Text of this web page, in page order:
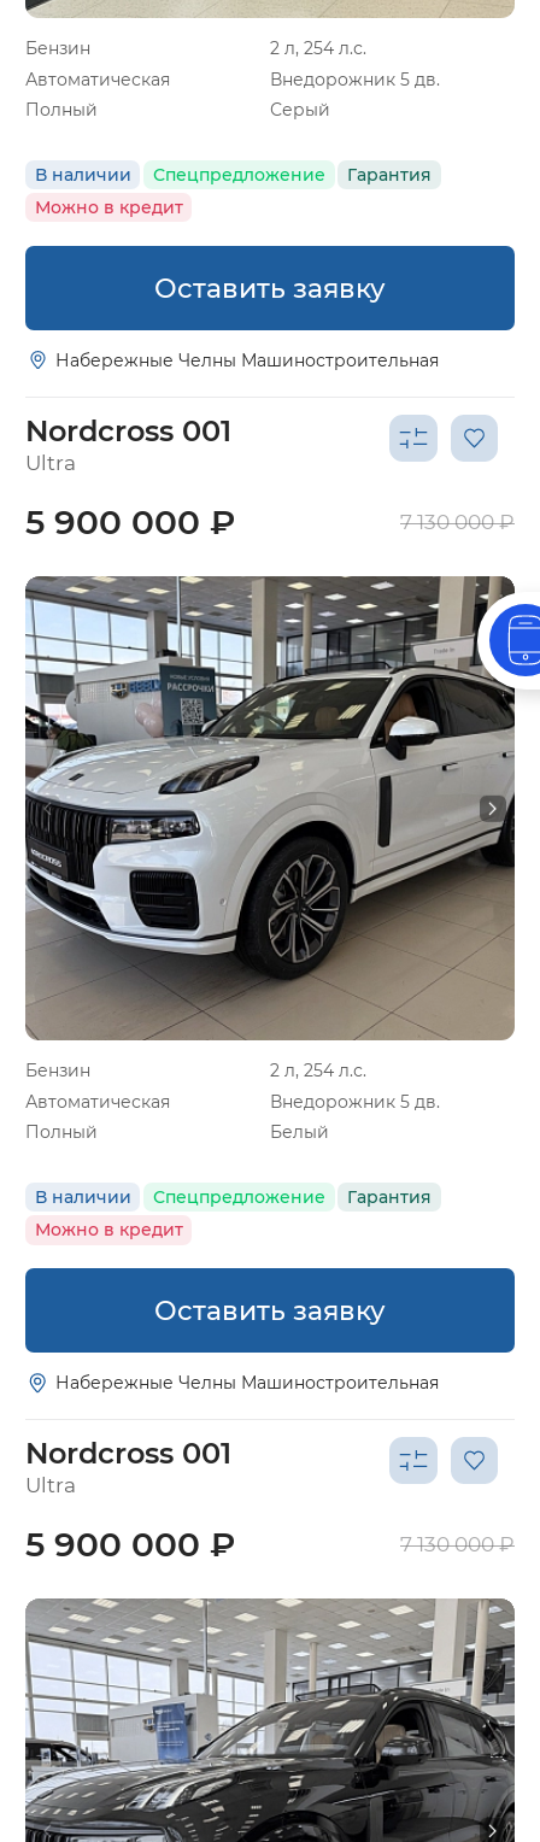
Бензин
2 л, 254 л.с.
Автоматическая
Внедорожник 5 дв.
Полный
Серый
В наличии Спецпредложение
Гарантия
Можно в кредит
Оставить заявку
Набережные Челны Машиностроительная
Nordcross 001
Ultra
Бензин
2 л, 254 л.с.
Автоматическая
Внедорожник 5 дв.
Полный
Белый
В наличии Спецпредложение
Гарантия
Можно в кредит
5 900 000 ₽ 7 130 000 ₽
Оставить заявку
Набережные Челны Машиностроительная
Nordcross 001
Ultra
5 900 000 ₽ 7 130 000 ₽